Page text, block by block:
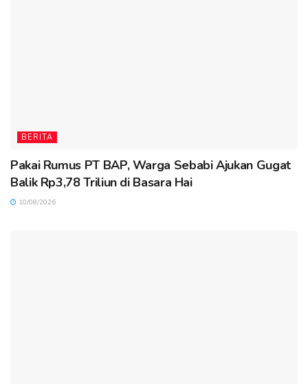
BERITA
Pakai Rumus PT BAP, Warga Sebabi Ajukan Gugat
Balik Rp3,78 Triliun di Basara Hai
10/08/2026